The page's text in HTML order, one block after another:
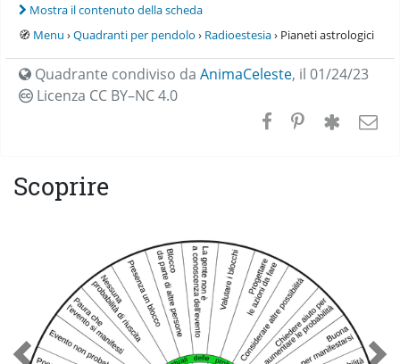
Mostra il contenuto della scheda
🧭 Menu ›Quadranti per pendolo › Radioestesia› Pianeti astrologici
Quadrante condiviso da AnimaCeleste, il 01/24/23
Licenza CC BY–NC 4.0
Scoprire